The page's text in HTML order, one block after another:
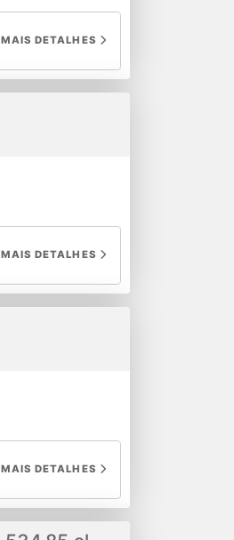
MAIS DETALHES
MAIS DETALHES
MAIS DETALHES